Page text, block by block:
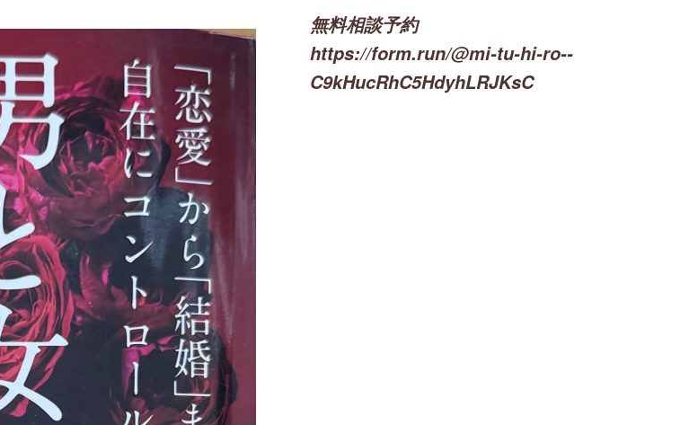
無料相談予約
https://form.run/@mi-tu-hi-ro--
C9kHucRhC5HdyhLRJKsC